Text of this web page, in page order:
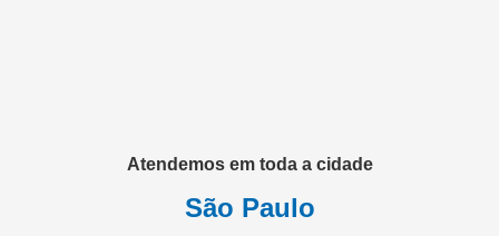
Atendemos em toda a cidade
São Paulo